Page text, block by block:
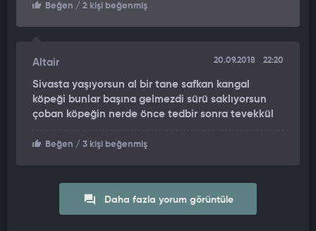
Beğen / 2 kişi beğenmiş
Altair 20.09.2018 22:20
Sivasta yaşıyorsun al bir tane safkan kangal
köpeği bunlar başına gelmezdi sürü saklıyorsun
çoban köpeğin nerde önce tedbir sonra tevekkül
Beğen / 3 kişi beğenmiş
Daha fazla yorum görüntüle